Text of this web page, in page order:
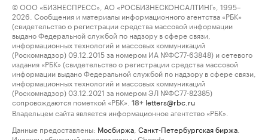
© ООО «БИЗНЕСПРЕСС», АО «РОСБИЗНЕСКОНСАЛТИНГ», 1995–
2026. Сообщения и материалы информационного агентства «РБК»
(свидетельство о регистрации средства массовой информации
выдано Федеральной службой по надзору в сфере связи,
информационных технологий и массовых коммуникаций
(Роскомнадзор) 09.12.2015 за номером ИА №ФС77-63848) и сетевого
издания «РБК» (свидетельство о регистрации средства массовой
информации выдано Федеральной службой по надзору в сфере связи,
информационных технологий и массовых коммуникаций
(Роскомнадзор) 03.12.2021 за номером ЭЛ №ФС77-82385)
сопровождаются пометкой «РБК».
18+ letters@rbc.ru
Владельцем сайта является информационное агентство «РБК».
Данные предоставлены: Мосбиржа Санкт-Петербургская биржа